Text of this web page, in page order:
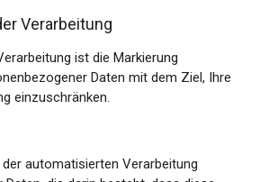
Verarbeitung
ist die Markierung
Daten mit dem Ziel, Ihre
einzuschränken.
automatisierten Verarbeitung